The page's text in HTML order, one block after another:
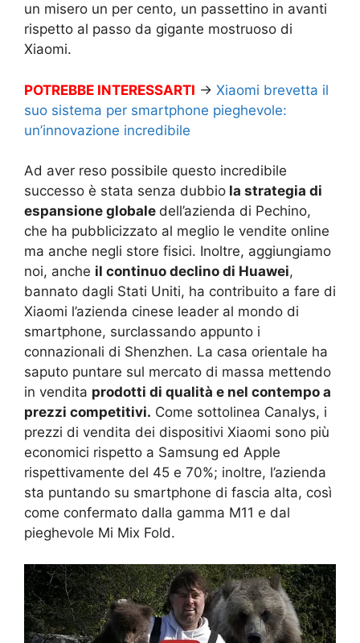
un misero un per cento, un passettino in avanti
rispetto al passo da gigante mostruoso di
Xiaomi.
POTREBBE INTERESSARTI → Xiaomi brevetta il
suo sistema per smartphone pieghevole:
un’innovazione incredibile
Ad aver reso possibile questo incredibile
successo è stata senza dubbio la strategia di
espansione globale dell’azienda di Pechino,
che ha pubblicizzato al meglio le vendite online
ma anche negli store fisici. Inoltre, aggiungiamo
noi, anche il continuo declino di Huawei,
bannato dagli Stati Uniti, ha contribuito a fare di
Xiaomi l’azienda cinese leader al mondo di
smartphone, surclassando appunto i
connazionali di Shenzhen. La casa orientale ha
saputo puntare sul mercato di massa mettendo
in vendita prodotti di qualità e nel contempo a
prezzi competitivi. Come sottolinea Canalys, i
prezzi di vendita dei dispositivi Xiaomi sono più
economici rispetto a Samsung ed Apple
rispettivamente del 45 e 70%; inoltre, l’azienda
sta puntando su smartphone di fascia alta, così
come confermato dalla gamma M11 e dal
pieghevole Mi Mix Fold.